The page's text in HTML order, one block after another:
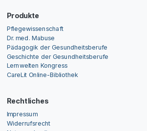
Produkte
Pflegewissenschaft
Dr. med. Mabuse
Pädagogik der Gesundheitsberufe
Geschichte der Gesundheitsberufe
Lernwelten Kongress
CareLit Online-Bibliothek
Rechtliches
Impressum
Widerrufsrecht